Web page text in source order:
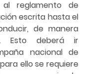
reglamento de
escrita hasta el
de manera
Esto deberá ir
nacional de
ello se requiere